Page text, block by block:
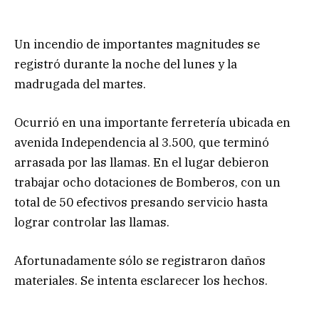
Un incendio de importantes magnitudes se
registró durante la noche del lunes y la
madrugada del martes.
Ocurrió en una importante ferretería ubicada en
avenida Independencia al 3.500, que terminó
arrasada por las llamas. En el lugar debieron
trabajar ocho dotaciones de Bomberos, con un
total de 50 efectivos presando servicio hasta
lograr controlar las llamas.
Afortunadamente sólo se registraron daños
materiales. Se intenta esclarecer los hechos.